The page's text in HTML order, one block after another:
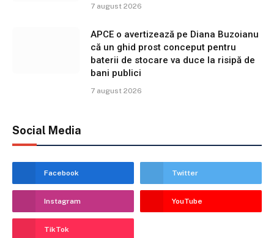
7 august 2026
APCE o avertizează pe Diana Buzoianu
că un ghid prost conceput pentru
baterii de stocare va duce la risipă de
bani publici
7 august 2026
Social Media
Facebook Twitter
Instagram YouTube
TikTok